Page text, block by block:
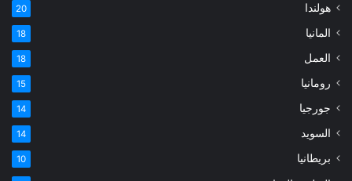
هولندا 20
المانيا 18
العمل 18
رومانيا 15
جورجيا 14
السويد 14
بريطانيا 10